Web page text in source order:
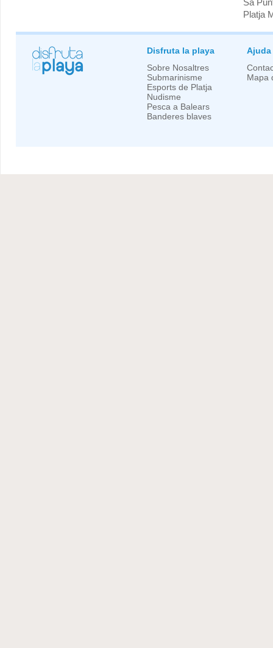
Sa
Platja
Disfruta la playa
Sobre Nosaltres
Submarinisme
Esports de Platja
Nudisme
Pesca a Balears
Banderes blaves
Ajuda
Mapa